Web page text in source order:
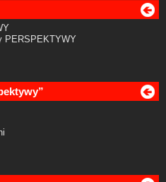
PERSPEKTYWY